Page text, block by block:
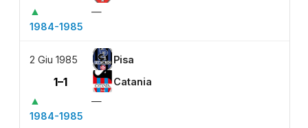
▲
—
1984-1985
2 Giu 1985 Pisa
1–1 Catania
▲
—
1984-1985